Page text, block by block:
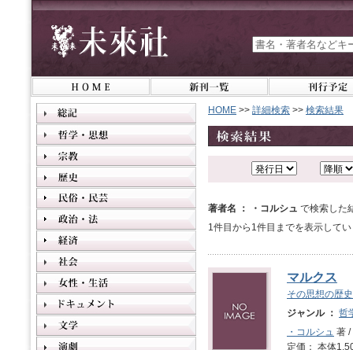
HOME >> 詳細検索 >> 検索結果
著者名 ： ・コルシュ で検索した
1件目から1件目までを表示して
マルクス
その思想の歴
ジャンル ： 哲
・コルシュ 著 /
定価： 本体